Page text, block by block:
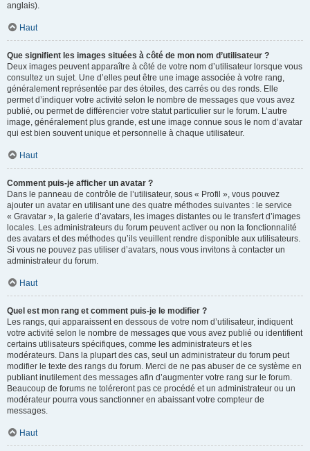
anglais).
Haut
Que signifient les images situées à côté de mon nom d’utilisateur ?
Deux images peuvent apparaître à côté de votre nom d’utilisateur lorsque vous
consultez un sujet. Une d’elles peut être une image associée à votre rang,
généralement représentée par des étoiles, des carrés ou des ronds. Elle
permet d’indiquer votre activité selon le nombre de messages que vous avez
publié, ou permet de différencier votre statut particulier sur le forum. L’autre
image, généralement plus grande, est une image connue sous le nom d’avatar
qui est bien souvent unique et personnelle à chaque utilisateur.
Haut
Comment puis-je afficher un avatar ?
Dans le panneau de contrôle de l’utilisateur, sous « Profil », vous pouvez
ajouter un avatar en utilisant une des quatre méthodes suivantes : le service
« Gravatar », la galerie d’avatars, les images distantes ou le transfert d’images
locales. Les administrateurs du forum peuvent activer ou non la fonctionnalité
des avatars et des méthodes qu’ils veuillent rendre disponible aux utilisateurs.
Si vous ne pouvez pas utiliser d’avatars, nous vous invitons à contacter un
administrateur du forum.
Haut
Quel est mon rang et comment puis-je le modifier ?
Les rangs, qui apparaissent en dessous de votre nom d’utilisateur, indiquent
votre activité selon le nombre de messages que vous avez publié ou identifient
certains utilisateurs spécifiques, comme les administrateurs et les
modérateurs. Dans la plupart des cas, seul un administrateur du forum peut
modifier le texte des rangs du forum. Merci de ne pas abuser de ce système en
publiant inutilement des messages afin d’augmenter votre rang sur le forum.
Beaucoup de forums ne toléreront pas ce procédé et un administrateur ou un
modérateur pourra vous sanctionner en abaissant votre compteur de
messages.
Haut